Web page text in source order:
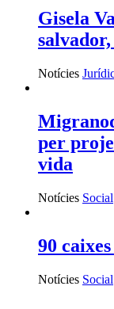
Gisela
Notícies
per
vida
Notícies Social
90
Notícies Social